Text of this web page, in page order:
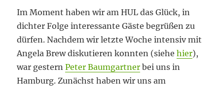
Im Moment haben wir am HUL das Glück, in
dichter Folge interessante Gäste begrüßen zu
dürfen. Nachdem wir letzte Woche intensiv mit
Angela Brew diskutieren konnten (siehehier),
war gesternPeter Baumgartner bei uns in
Hamburg. Zunächst haben wir uns am